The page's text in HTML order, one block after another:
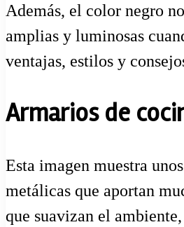
Además, el color negro
amplias y luminosas
ventajas, estilos y
Armarios de
Esta imagen muestra
metálicas que aportan
que suavizan el